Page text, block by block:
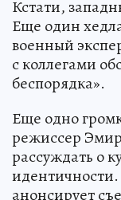
Кстати,
Еще один
военный
с коллегами
беспорядка».
Еще одно
режиссер
рассуждать о
идентичности.
анонсирует